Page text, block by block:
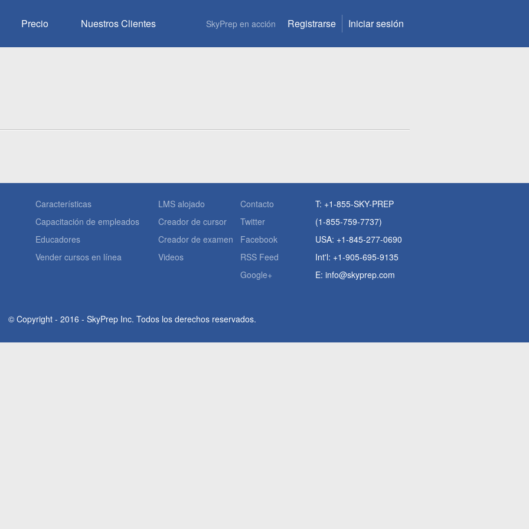
Precio NuestrosClientes Iniciar sesión
Registrarse
SkyPrep en acción
Características
Capacitación de empleados
Educadores
Vender cursos en línea
LMS alojado
Creador de cursor
Creador de examen
Videos
Contacto
Twitter
Facebook
RSS Feed
Google+
T: +1-855-SKY-PREP
(1-855-759-7737)
USA: +1-845-277-0690
Int'l: +1-905-695-9135
E: info@skyprep.com
© Copyright - 2016 - SkyPrep Inc. Todos los derechos reservados.